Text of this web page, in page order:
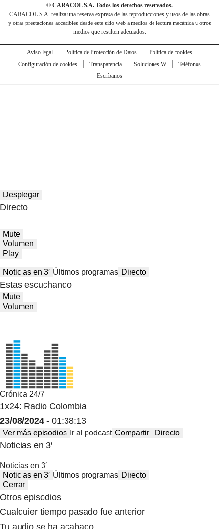
© CARACOL S.A. Todos los derechos reservados.
CARACOL S.A. realiza una reserva expresa de las reproducciones y usos de las obras
y otras prestaciones accesibles desde este sitio web a medios de lectura mecánica u otros
medios que resulten adecuados.
Aviso legal Política de Protección de Datos
Política de cookies
Configuración de cookies
Transparencia Soluciones W
Teléfonos
Escríbanos
Desplegar
Directo
Mute
Volumen
Play
Noticias en 3′ Últimos programas Directo
Estas escuchando
Mute
Volumen
Crónica 24/7
1x24: Radio Colombia
23/08/2024 - 01:38:13
Ver más episodios Ir al podcast Compartir Directo
Noticias en 3′
Noticias en 3′
Noticias en 3′ Últimos programas Directo
Cerrar
Otros episodios
Cualquier tiempo pasado fue anterior
Tu audio se ha acabado.